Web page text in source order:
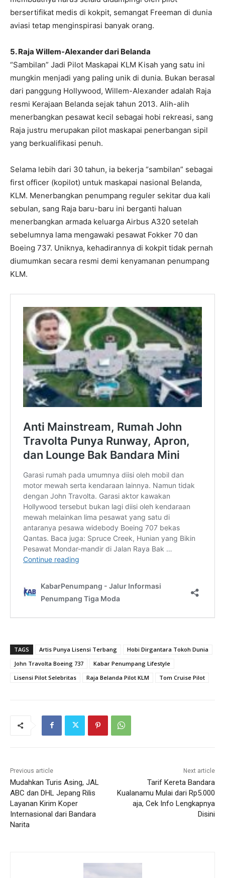
bersertifikat medis di kokpit, semangat Freeman di dunia
aviasi tetap menginspirasi banyak orang.
5. Raja Willem-Alexander dari Belanda
“Sambilan” Jadi Pilot Maskapai KLM Kisah yang satu ini
mungkin menjadi yang paling unik di dunia. Bukan berasal
dari panggung Hollywood, Willem-Alexander adalah Raja
resmi Kerajaan Belanda sejak tahun 2013. Alih-alih
menerbangkan pesawat kecil sebagai hobi rekreasi, sang
Raja justru merupakan pilot maskapai penerbangan sipil
yang berkualifikasi penuh.
Selama lebih dari 30 tahun, ia bekerja “sambilan” sebagai
first officer (kopilot) untuk maskapai nasional Belanda,
KLM. Menerbangkan penumpang reguler sekitar dua kali
sebulan, sang Raja baru-baru ini berganti haluan
menerbangkan armada keluarga Airbus A320 setelah
sebelumnya lama mengawaki pesawat Fokker 70 dan
Boeing 737. Uniknya, kehadirannya di kokpit tidak pernah
diumumkan secara resmi demi kenyamanan penumpang
KLM.
TAGS Artis Punya Lisensi Terbang
Hobi Dirgantara Tokoh Dunia
John Travolta Boeing 737
Kabar Penumpang Lifestyle
Lisensi Pilot Selebritas
Raja Belanda Pilot KLM Tom Cruise Pilot
Previous article
Mudahkan Turis Asing, JAL
ABC dan DHL Jepang Rilis
Layanan Kirim Koper
Internasional dari Bandara
Narita
Next article
Tarif Kereta Bandara
Kualanamu Mulai dari Rp5.000
aja, Cek Info Lengkapnya
Disini